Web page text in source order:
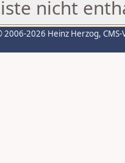
nicht
2006-2026 Heinz Herzog,